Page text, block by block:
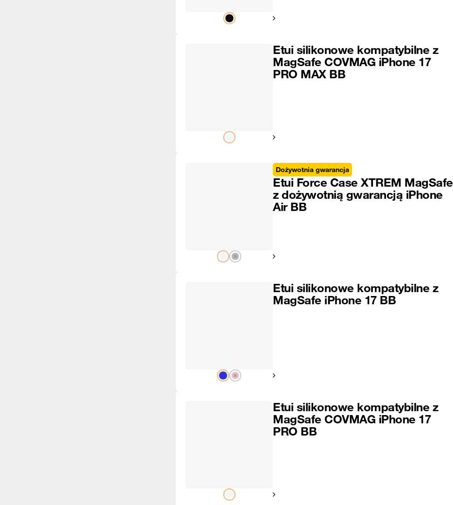
Pokaż następny
Pokaż następny
Etui silikonowe kompatybilne z
MagSafe COVMAG iPhone 17
PRO MAX BB
Pokaż następny
Dożywotnia gwarancja
Etui Force Case XTREM MagSafe
z dożywotnią gwarancją iPhone
Air BB
Pokaż następny
Etui silikonowe kompatybilne z
MagSafe iPhone 17 BB
Pokaż następny
Etui silikonowe kompatybilne z
MagSafe COVMAG iPhone 17
PRO BB